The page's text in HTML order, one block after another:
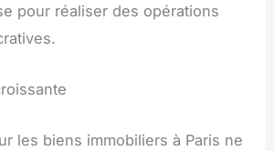
pour réaliser des opérations
les biens immobiliers à Paris ne